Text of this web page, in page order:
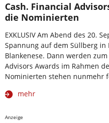
Cash. Financial
die Nominierten
EXKLUSIV Am Abend des 20.
Spannung auf dem Süllberg
Blankenese. Dann werden
Advisors Awards im Rahmen
Nominierten stehen nunmehr
mehr
Anzeige